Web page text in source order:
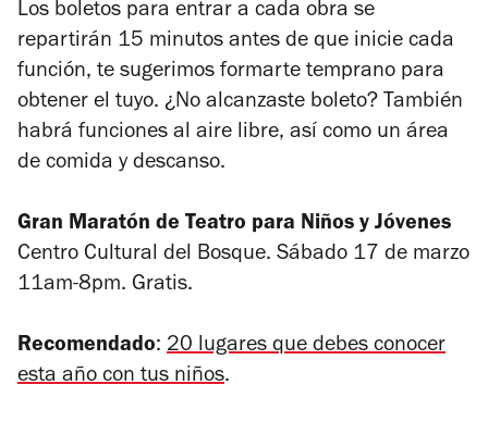
Los boletos para entrar a cada obra se
repartirán 15 minutos antes de que inicie cada
función, te sugerimos formarte temprano para
obtener el tuyo. ¿No alcanzaste boleto? También
habrá funciones al aire libre, así como un área
de comida y descanso.
Gran Maratón de Teatro para Niños y Jóvenes
Centro Cultural del Bosque. Sábado 17 de marzo
11am-8pm. Gratis.
Recomendado: 20 lugares que debes conocer
esta año con tus niños.